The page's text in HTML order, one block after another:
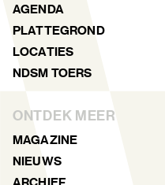
AGENDA
PLATTEGROND
LOCATIES
NDSM TOERS
ONTDEK MEER
MAGAZINE
NIEUWS